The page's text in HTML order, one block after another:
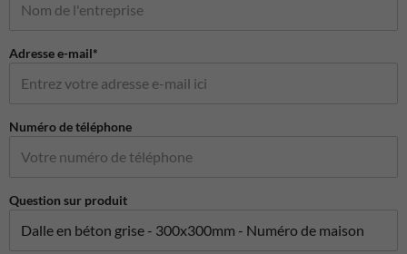
Adresse e-mail*
Numéro de téléphone
Question sur produit